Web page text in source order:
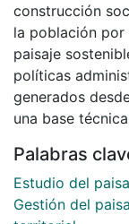
construcción
la población por
paisaje
políticas
generados
una base
Palabras
Estudio del
Gestión del